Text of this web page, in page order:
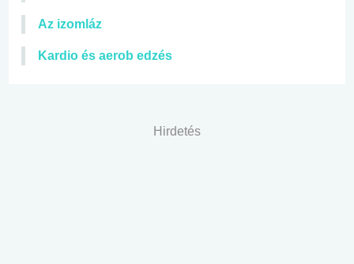
Az izomláz
Kardio és aerob edzés
Hirdetés